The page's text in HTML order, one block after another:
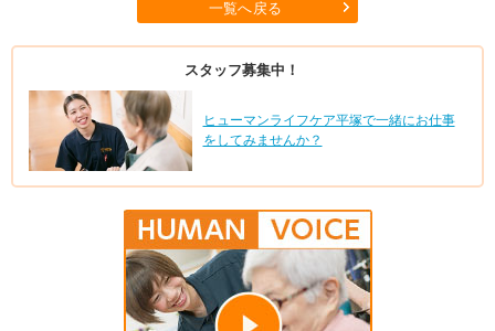
一覧へ戻る
スタッフ募集中！
ヒューマンライフケア平塚で一緒にお仕事
をしてみませんか？